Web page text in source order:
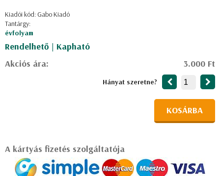
Kiadói kód: Gabo Kiadó
Tantárgy:
évfolyam
Rendelhető | Kapható
Akciós ára:
3.000 Ft
Hányat szeretne?
KOSÁRBA
A kártyás fizetés szolgáltatója